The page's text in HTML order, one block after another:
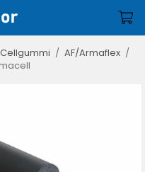
Cellgummi / AF/Armaflex /